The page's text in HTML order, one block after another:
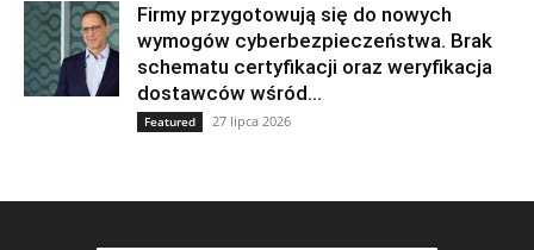
Firmy przygotowują się do nowych
wymogów cyberbezpieczeństwa. Brak
schematu certyfikacji oraz weryfikacja
dostawców wśród...
Featured 27 lipca 2026